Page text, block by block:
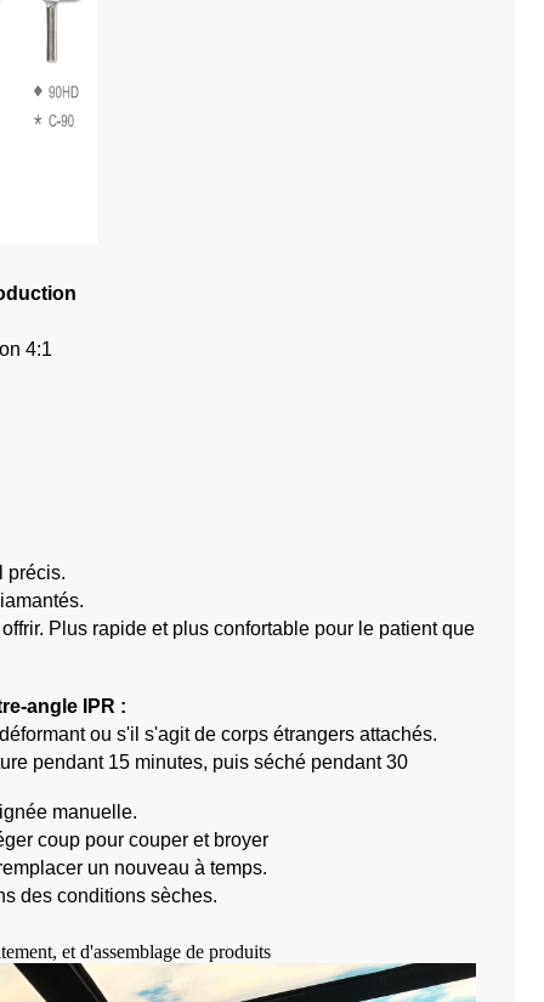
4:1
précis.
Plus rapide et plus confortable pour le patient que
angle IPR :
ou s'il s'agit de corps étrangers attachés.
pendant 15 minutes, puis séché pendant 30
manuelle.
coup pour couper et broyer
un nouveau à temps.
des conditions sèches.
et d'assemblage de produits